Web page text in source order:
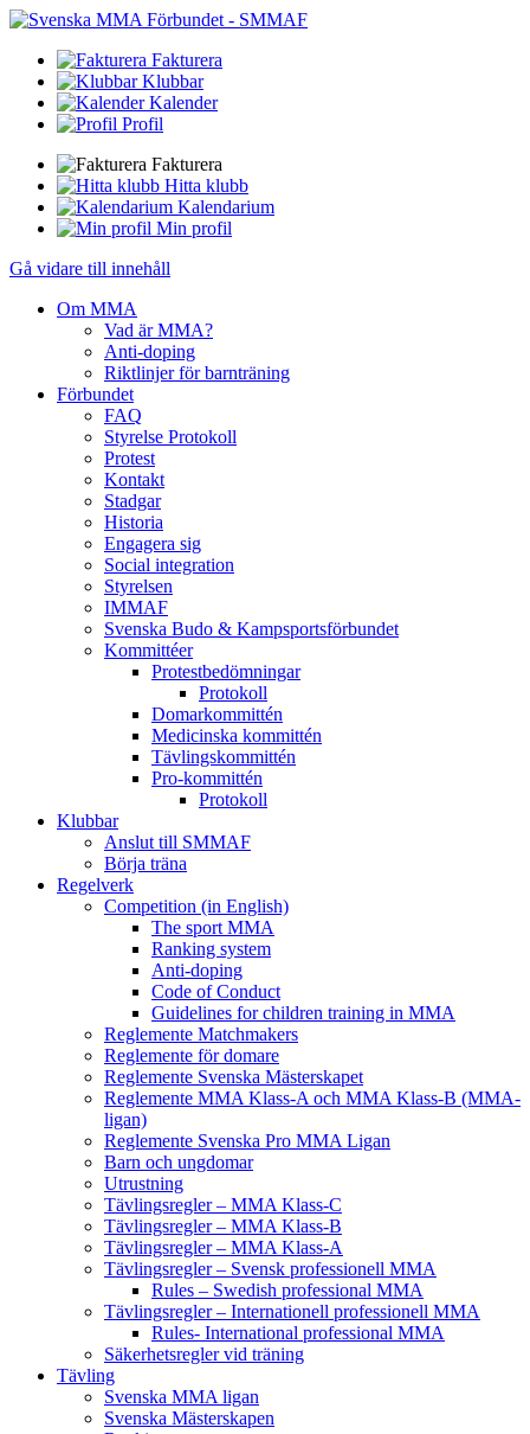
Fakturera
Klubbar
Kalender
Profil
Fakturera
Hitta klubb
Kalendarium
Min profil
Gå vidare till innehåll
Om MMA
Vad är MMA?
Anti-doping
Riktlinjer för barnträning
Förbundet
FAQ
Styrelse Protokoll
Protest
Kontakt
Stadgar
Historia
Engagera sig
Social integration
Styrelsen
IMMAF
Svenska Budo & Kampsportsförbundet
Kommittéer
Protestbedömningar
Protokoll
Domarkommittén
Medicinska kommittén
Tävlingskommittén
Pro-kommittén
Protokoll
Klubbar
Anslut till SMMAF
Börja träna
Regelverk
Competition (in English)
The sport MMA
Ranking system
Anti-doping
Code of Conduct
Guidelines for children training in MMA
Reglemente Matchmakers
Reglemente för domare
Reglemente Svenska Mästerskapet
Reglemente MMA Klass-A och MMA Klass-B (MMA-
ligan)
Reglemente Svenska Pro MMA Ligan
Barn och ungdomar
Utrustning
Tävlingsregler – MMA Klass-C
Tävlingsregler – MMA Klass-B
Tävlingsregler – MMA Klass-A
Tävlingsregler – Svensk professionell MMA
Rules – Swedish professional MMA
Tävlingsregler – Internationell professionell MMA
Rules- International professional MMA
Säkerhetsregler vid träning
Tävling
Svenska MMA ligan
Svenska Mästerskapen